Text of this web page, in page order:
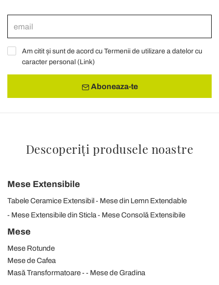
Am citit și sunt de acord cu Termenii de utilizare a datelor cu
caracter personal (Link)
Aboneaza-te
Descoperiți produsele noastre
Mese Extensibile
Tabele Ceramice Extensibil
Mese din Lemn Extendable
Mese Extensibile din Sticla
Mese Consolă Extensibile
Mese
Mese Rotunde
Mese de Cafea
Masă Transformatoare
Mese de Gradina